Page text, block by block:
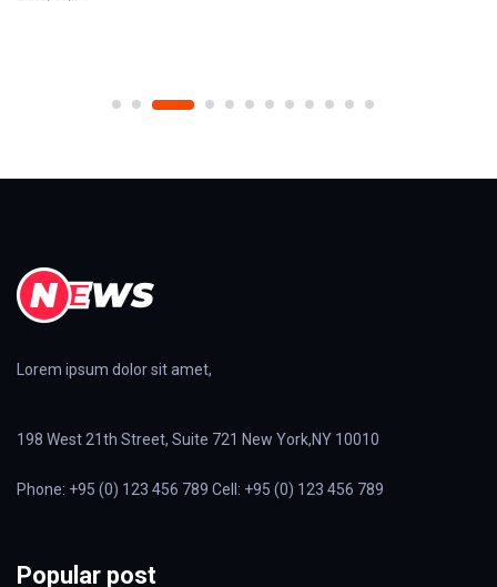
Lorem ipsum dolor sit amet,
198 West 21th Street, Suite 721 New York,NY 10010
Phone: +95 (0) 123 456 789 Cell: +95 (0) 123 456 789
Popular post